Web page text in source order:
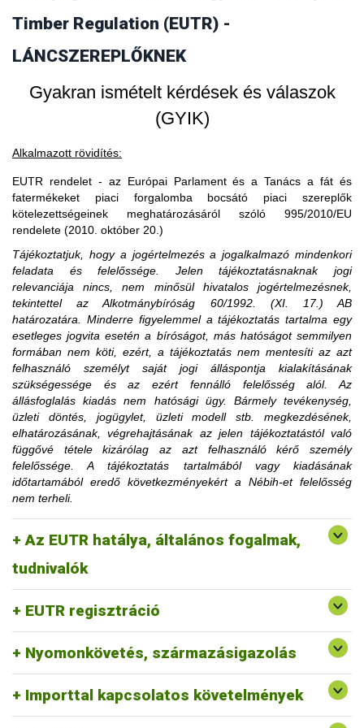
Timber Regulation (EUTR) -
LÁNCSZEREPLŐKNEK
Gyakran ismételt kérdések és válaszok
(GYIK)
Alkalmazott rövidítés:
EUTR rendelet - az Európai Parlament és a Tanács a fát és
fatermékeket piaci forgalomba bocsátó piaci szereplők
kötelezettségeinek meghatározásáról szóló 995/2010/EU
rendelete (2010. október 20.)
Tájékoztatjuk, hogy a jogértelmezés a jogalkalmazó mindenkori
feladata és felelőssége. Jelen tájékoztatásnaknak jogi
relevanciája nincs, nem minősül hivatalos jogértelmezésnek,
tekintettel az Alkotmánybíróság 60/1992. (XI. 17.) AB
határozatára. Minderre figyelemmel a tájékoztatás tartalma egy
esetleges jogvita esetén a bíróságot, más hatóságot semmilyen
formában nem köti, ezért, a tájékoztatás nem mentesíti az azt
felhasználó személyt saját jogi álláspontja kialakításának
szükségessége és az ezért fennálló felelősség alól. Az
állásfoglalás kiadás nem hatósági ügy. Bármely tevékenység,
üzleti döntés, jogügylet, üzleti modell stb. megkezdésének,
elhatározásának, végrehajtásának az jelen tájékoztatástól való
függővé tétele kizárólag az azt felhasználó kérő személy
felelőssége. A tájékoztatás tartalmából vagy kiadásának
időtartamából eredő következményekért a Nébih-et felelősség
nem terheli.
Az EUTR hatálya, általános fogalmak,
tudnivalók
EUTR regisztráció
Nyomonkövetés, származásigazolás
Importtal kapcsolatos követelmények
3. Amennyiben egy piaci szereplő EU-s
partnertől vásárol, akkor is importál?
vásárol faterméket, akkor fogalmilag kizárt, hogy a
faterméket vásárló uniós gazdasági szereplő piaci szereplő
legyen, ő csak kereskedőnek minősülhet.
1. Mennyi idő múlva kerülhetek le a
honlapon közzétett jogsértések listájáról?
A közzétételtől számított ötödik év leteltekor. A tevékenység
korlátozásra utaló határozati részt hamarabb is el lehet
távolítani, amennyiben az ügyfél igazolja, hogy a korlátozás
megszüntetéséhez szükséges feltételt teljesítette.
Az érintett faanyag kereskedelmi lánchoz tartozó
tevékenységének felfüggesztése vagy tiltása, a
felfüggesztés vagy a tiltás fennállásáig szerepel a
honlapon.
kérelemmel?
Erre a vonatkozó jogszabályi környezet alapján nincs
lehetőség.